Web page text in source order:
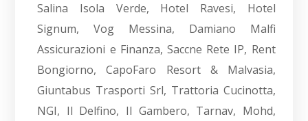
Salina Isola Verde, Hotel Ravesi, Hotel
Signum, Vog Messina, Damiano Malfi
Assicurazioni e Finanza, Saccne Rete IP, Rent
Bongiorno, CapoFaro Resort & Malvasia,
Giuntabus Trasporti Srl, Trattoria Cucinotta,
NGI, Il Delfino, Il Gambero, Tarnav, Mohd,